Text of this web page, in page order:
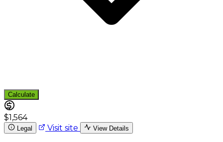
Calculate
$1,564
Legal Visit site View Details